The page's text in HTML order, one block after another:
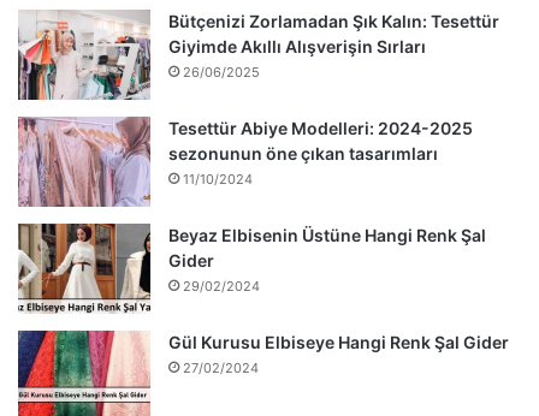
Bütçenizi Zorlamadan Şık Kalın: Tesettür
Giyimde Akıllı Alışverişin Sırları
26/06/2025
Tesettür Abiye Modelleri: 2024-2025
sezonunun öne çıkan tasarımları
11/10/2024
Beyaz Elbisenin Üstüne Hangi Renk Şal
Gider
29/02/2024
Gül Kurusu Elbiseye Hangi Renk Şal Gider
27/02/2024